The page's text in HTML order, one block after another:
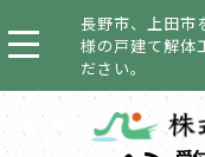
長野市、上田市
様の戸建て解体
ださい。